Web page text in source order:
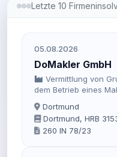
Letzte 10
05.08.2026
DoMakler GmbH
Vermittlung von
dem Betrieb eines
die Beteiligung als
Gesellschafterin an
Dortmund
Dortmund, HRB
260 IN 78/23